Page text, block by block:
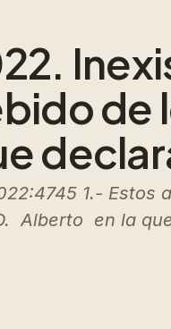
de
1.-
Alberto en la